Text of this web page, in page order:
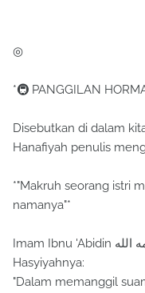
◎
*🚇 PANGGILAN
Disebutkan di dalam
Hanafiyah penulis
*"Makruh seorang istri
namanya"*
Imam Ibnu 'Abidin رحمه الله mengatakan di dalam
Hasyiyahnya:
"Dalam memanggil